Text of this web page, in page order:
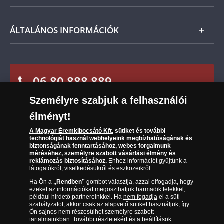
visszaküldheti. Amennyiben időközben kifizette a
Ügyfélszolgálat
Leiratkozás a hírlevélről
ÁLTALÁNOS INFORMÁCIÓK
Sütik (cookies) használata
Süti (cookies)Beállítások
Társaságunkról
Az érmék és érmek ára és értéke
Gyakran ismételt kérdések
Adatkezelés
06 80 888 889
(díjmentesen hívható hétfőtől csütörtökig 9.00 és 17.00
óra között, péntekenként 9.00 és 15.00 óra között)
Személyre szabjuk a felhasználói
élményt!
A Magyar Éremkibocsátó Kft.sütiket és további
technológiát használ webhelyeink megbízhatóságának és
biztonságának fenntartásához, webes forgalmunk
méréséhez, személyre szabott vásárlási élmény és
reklámozás biztosításához.Ehhez információt gyűjtünk a
látogatókról, viselkedésükről és eszközeikről.
Ha Ön a „Rendben”gombot választja, azzal elfogadja, hogy
ezeket az információkat megoszthatjuk harmadik felekkel,
például hirdető partnereinkkel. Ha nem fogadjael a süti
szabályzatot, akkor csak az alapvető sütiket használjuk, így
Ön sajnos nem részesülhet személyre szabott
tartalmainkban. További részletekért és a beállítások